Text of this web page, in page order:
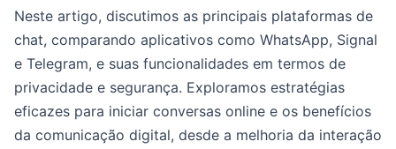
Neste artigo, discutimos as principais plataformas de
chat, comparando aplicativos como WhatsApp, Signal
e Telegram, e suas funcionalidades em termos de
privacidade e segurança. Exploramos estratégias
eficazes para iniciar conversas online e os benefícios
da comunicação digital, desde a melhoria da interação